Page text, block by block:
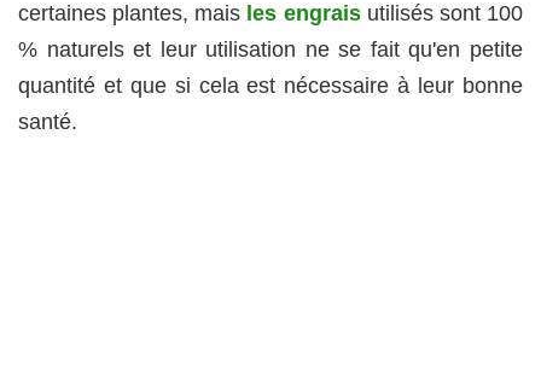
certaines plantes, mais les engraisutilisés sont 100
% naturels et leur utilisation ne se fait qu'en petite
quantité et que si cela est nécessaire à leur bonne
santé.